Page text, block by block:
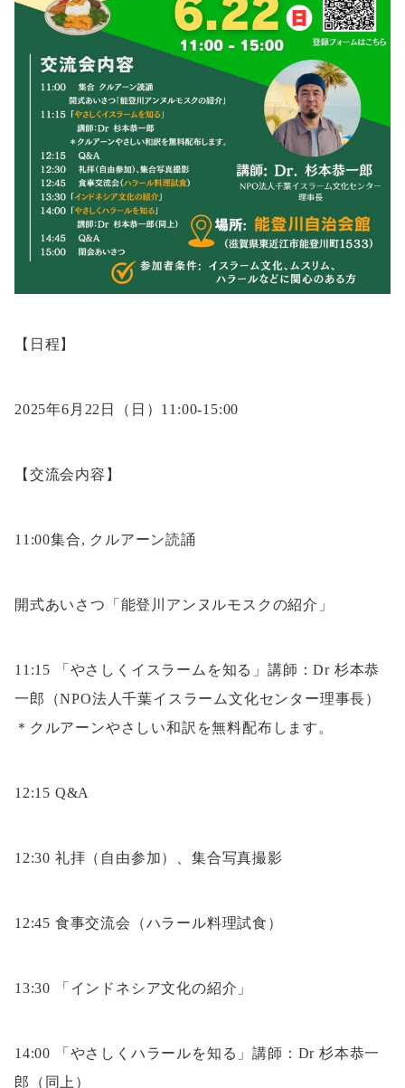
【日程】
2025年6月22日（日）11:00-15:00
【交流会内容】
11:00集合, クルアーン読誦
開式あいさつ「能登川アンヌルモスクの紹介」
11:15 「やさしくイスラームを知る」講師：Dr 杉本恭
一郎（NPO法人千葉イスラーム文化センター理事長）
＊クルアーンやさしい和訳を無料配布します。
12:15 Q&A
12:30 礼拝（自由参加）、集合写真撮影
12:45 食事交流会（ハラール料理試食）
13:30 「インドネシア文化の紹介」
14:00 「やさしくハラールを知る」講師：Dr 杉本恭一
郎（同上）